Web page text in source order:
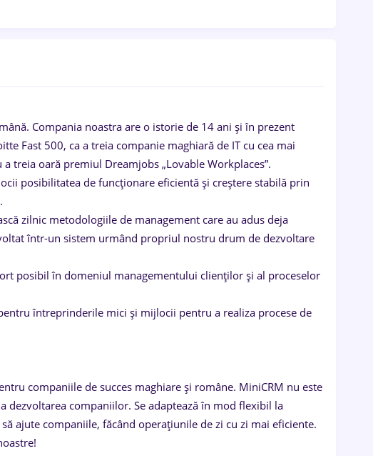
Compania noastra are o istorie de 14 ani și în prezent
Fast 500, ca a treia companie maghiară de IT cu cea mai
treia oară premiul Dreamjobs „Lovable Workplaces”.
posibilitatea de funcționare eficientă și creștere stabilă prin
zilnic metodologiile de management care au adus deja
într-un sistem urmând propriul nostru drum de dezvoltare
posibil în domeniul managementului clienților și al proceselor
întreprinderile mici și mijlocii pentru a realiza procese de
companiile de succes maghiare și române. MiniCRM nu este
companiilor. Se adaptează în mod flexibil la
ajute companiile, făcând operațiunile de zi cu zi mai eficiente.